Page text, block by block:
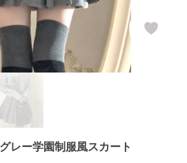
レー学園制服風スカート